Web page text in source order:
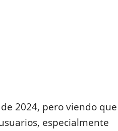
2024, pero viendo que
especialmente